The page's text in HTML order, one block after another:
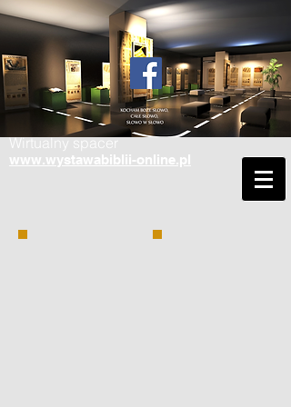
Wirtualny spacer
www.wystawabiblii-online.pl